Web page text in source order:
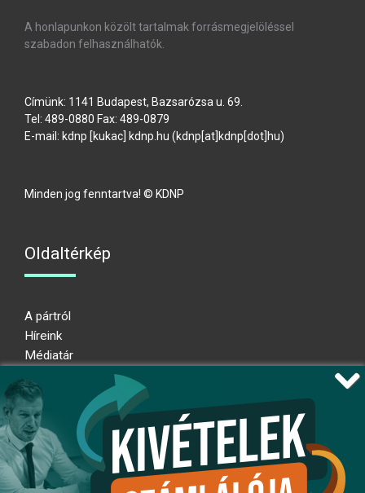
A honlapunkon közölt tartalmak forrásmegjelöléssel
szabadon felhasználhatók.
Címünk: 1141 Budapest, Bazsarózsa u. 69.
Tel: 489-0880 Fax: 489-0879
E-mail: kdnp [kukac] kdnp hu (kdnp[at]kdnp[dot]hu)
Minden jog fenntartva! © KDNP
Oldaltérkép
A pártról
Híreink
Médiatár
Adatkezelési nyilatkozat
Átláthatósági nyilatkozat
Ugrás az oldal tetejére
Kövessen minket!